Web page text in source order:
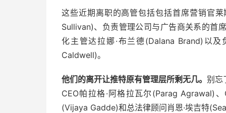
这些近期离职的高管包括包括首席营销官
Sullivan)、负责管理公司与广告商关系的首
化主管达拉娜·布兰德(Dalana Brand)以
Caldwell)。
他们的离开让推特原有管理层所剩无几。 别忘
CEO帕拉格·阿格拉瓦尔(Parag Agrawal)
(Vijaya Gadde)和总法律顾问肖恩·埃吉特